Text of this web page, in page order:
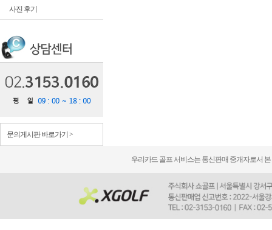
사진 후기
문의게시판 바로가기 >
우리카드 골프 서비스는 통신판매 중개자로서